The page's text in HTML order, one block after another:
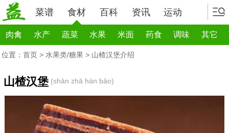
菜谱 食材 百科 资讯 运动
肉禽 水产 蔬菜 水果 米面 药食 调味 其它
位置： 首页 > 水果类/糖果 > 山楂汉堡介绍
山楂汉堡 (shān zhā hàn bǎo)